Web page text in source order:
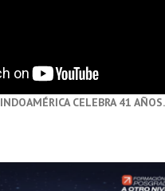
INDOAMÉRICA CELEBRA 41 AÑOS.